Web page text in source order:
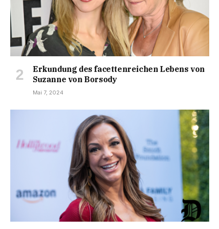
Erkundung des facettenreichen Lebens von
Suzanne von Borsody
Mai 7, 2024